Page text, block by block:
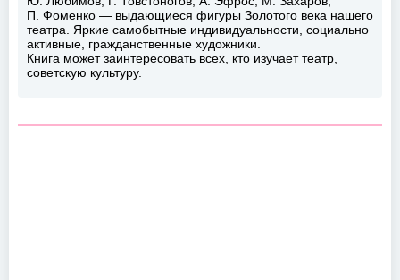
П. Фоменко — выдающиеся фигуры Золотого века нашего
театра. Яркие самобытные индивидуальности, социально
активные, гражданственные художники.
Книга может заинтересовать всех, кто изучает театр,
советскую культуру.